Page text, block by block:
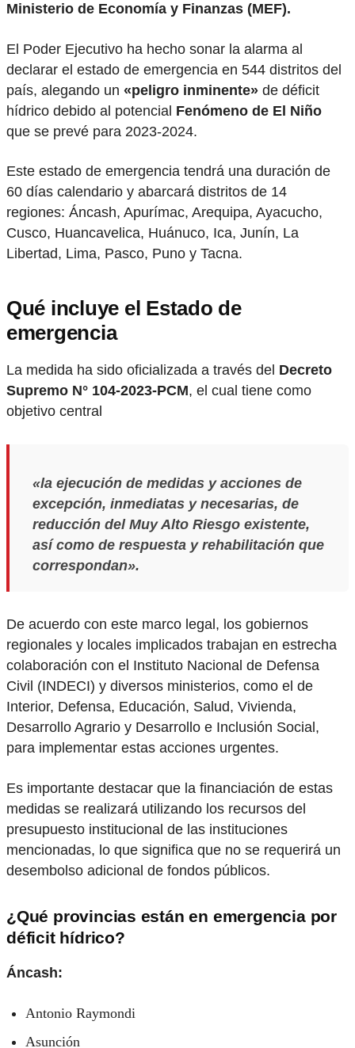
Ministerio de Economía y Finanzas (MEF).
El Poder Ejecutivo ha hecho sonar la alarma al
declarar el estado de emergencia en 544 distritos del
país, alegando un «peligro inminente» de déficit
hídrico debido al potencial Fenómeno de El Niño
que se prevé para 2023-2024.
Este estado de emergencia tendrá una duración de
60 días calendario y abarcará distritos de 14
regiones: Áncash, Apurímac, Arequipa, Ayacucho,
Cusco, Huancavelica, Huánuco, Ica, Junín, La
Libertad, Lima, Pasco, Puno y Tacna.
Qué incluye el Estado de
emergencia
La medida ha sido oficializada a través del Decreto
Supremo N° 104-2023-PCM, el cual tiene como
objetivo central
«la ejecución de medidas y acciones de
excepción, inmediatas y necesarias, de
reducción del Muy Alto Riesgo existente,
así como de respuesta y rehabilitación que
correspondan».
De acuerdo con este marco legal, los gobiernos
regionales y locales implicados trabajan en estrecha
colaboración con el Instituto Nacional de Defensa
Civil (INDECI) y diversos ministerios, como el de
Interior, Defensa, Educación, Salud, Vivienda,
Desarrollo Agrario y Desarrollo e Inclusión Social,
para implementar estas acciones urgentes.
Es importante destacar que la financiación de estas
medidas se realizará utilizando los recursos del
presupuesto institucional de las instituciones
mencionadas, lo que significa que no se requerirá un
desembolso adicional de fondos públicos.
¿Qué provincias están en emergencia por
déficit hídrico?
Áncash:
Antonio Raymondi
Asunción